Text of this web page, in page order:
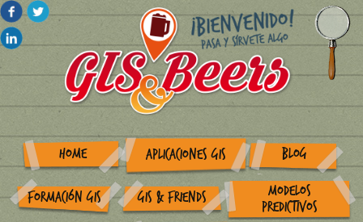
HOME APLICACIONES GIS BLOG
FORMACIÓN GIS GIS & FRIENDS
MODELOS
PREDICTIVOS